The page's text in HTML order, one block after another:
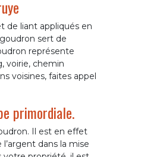
de liant appliqués en
sert de
représente
voirie, chemin
voisines, faites appel
primordiale.
Il est en effet
dans la mise